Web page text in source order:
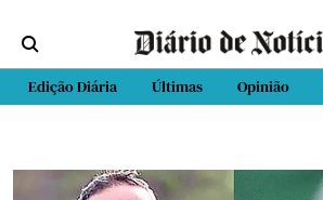
Edição Diária Últimas Opinião